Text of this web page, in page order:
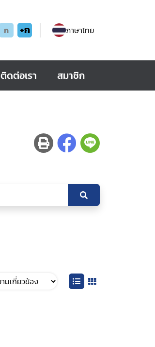
ก +ก ภาษาไทย
ติดต่อเรา สมาชิก